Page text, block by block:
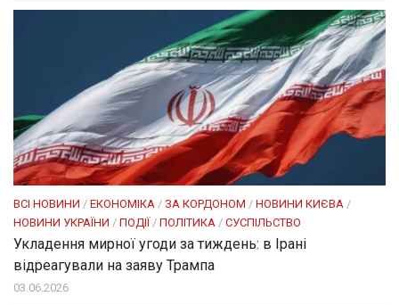
ВСІ НОВИНИ / ЕКОНОМІКА / ЗА КОРДОНОМ / НОВИНИ КИЄВА /
НОВИНИ УКРАЇНИ / ПОДІЇ/ ПОЛІТИКА / СУСПІЛЬСТВО
Укладення мирної угоди за тиждень: в Ірані
відреагували на заяву Трампа
03.06.2026